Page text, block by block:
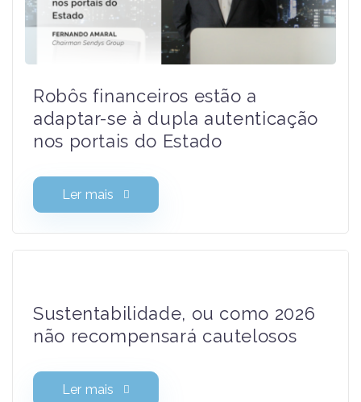
Robôs financeiros estão a
adaptar-se à dupla autenticação
nos portais do Estado
Ler mais
Sustentabilidade, ou como 2026
não recompensará cautelosos
Ler mais